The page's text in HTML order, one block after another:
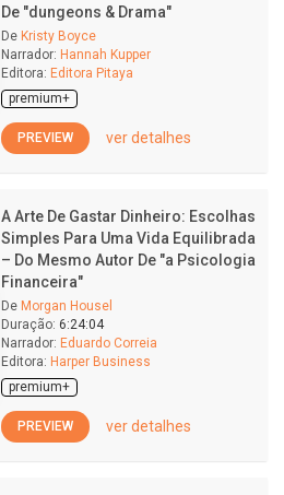
De "dungeons & Drama"
De Kristy Boyce
Narrador: Hannah Kupper
Editora: Editora Pitaya
premium+
PREVIEW ver detalhes
A Arte De Gastar Dinheiro: Escolhas
Simples Para Uma Vida Equilibrada
– Do Mesmo Autor De "a Psicologia
Financeira"
De Morgan Housel
Duração: 6:24:04
Narrador: Eduardo Correia
Editora: Harper Business
premium+
PREVIEW ver detalhes